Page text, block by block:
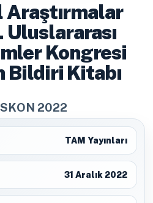
Araştırmalar
Uluslararası
Kongresi
Bildiri Kitabı
2022
TAM Yayınları
31 Aralık 2022